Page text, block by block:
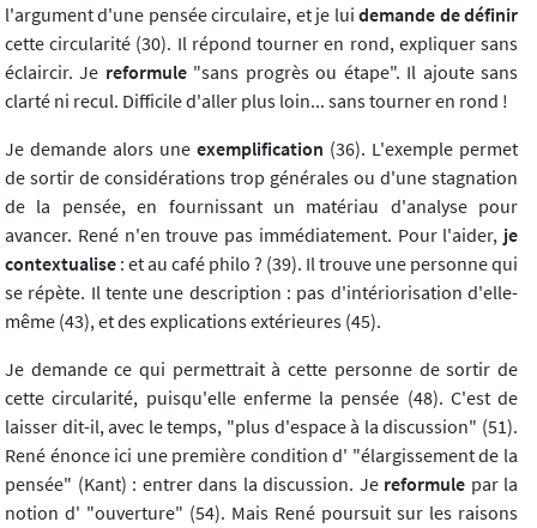
l'argument d'une pensée circulaire, et je luidemande dedéfinir
cette circularité (30). Il répond tourner en rond, expliquer sans
éclaircir. Je reformule "sans progrès ou étape". Il ajoute sans
clarté ni recul. Difficile d'aller plus loin... sans tourner en rond !
Je demande alors une exemplification (36). L'exemple permet
de sortir de considérations trop générales ou d'une stagnation
de la pensée, en fournissant un matériau d'analyse pour
avancer. René n'en trouve pas immédiatement. Pour l'aider, je
contextualise : et au café philo ? (39). Il trouve une personne qui
se répète. Il tente une description : pas d'intériorisation d'elle-
même (43), et des explications extérieures (45).
Je demande ce qui permettrait à cette personne de sortir de
cette circularité, puisqu'elle enferme la pensée (48). C'est de
laisser dit-il, avec le temps, "plus d'espace à la discussion" (51).
René énonce ici une première condition d' "élargissement de la
pensée" (Kant) : entrer dans la discussion. Je reformule par la
notion d' "ouverture" (54). Mais René poursuit sur les raisons